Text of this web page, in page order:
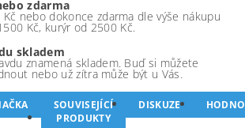
zdarma
nebo dokonce zdarma dle výše nákupu
Kč, kurýr od 2500 Kč.
skladem
znamená skladem. Buď si můžete
nebo už zítra může být u Vás.
SOUVISEJÍCÍ
PRODUKTY
DISKUZE